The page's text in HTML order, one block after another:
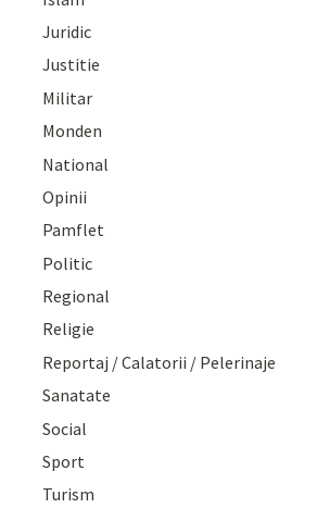
Juridic
Justitie
Militar
Monden
National
Opinii
Pamflet
Politic
Regional
Religie
Reportaj / Calatorii / Pelerinaje
Sanatate
Social
Sport
Turism